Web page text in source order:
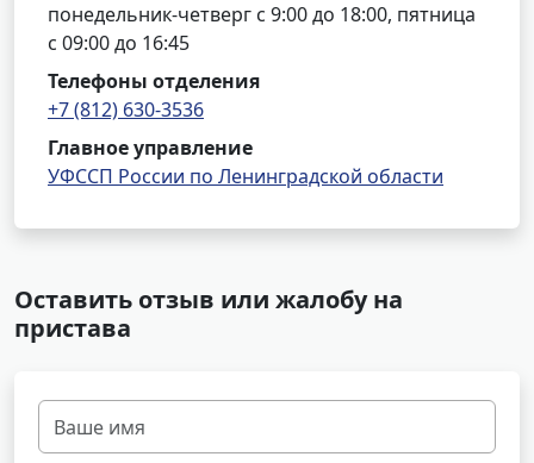
понедельник-четверг с 9:00 до 18:00, пятница
с 09:00 до 16:45
Телефоны отделения
+7 (812) 630-3536
Главное управление
УФССП России по Ленинградской области
Оставить отзыв или жалобу на
пристава